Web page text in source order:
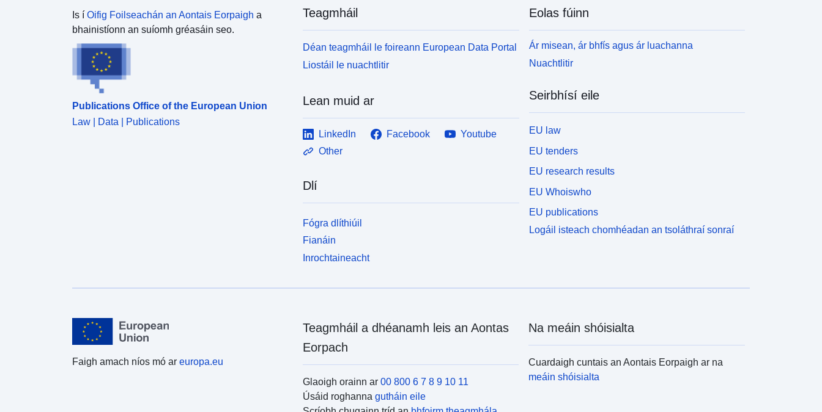
Is í Oifig Foilseachán an Aontais Eorpaigh a
bhainistíonn an suíomh gréasáin seo.
Publications Office of the European Union
Law | Data | Publications
Teagmháil
Déan teagmháil le foireann European Data Portal
Liostáil le nuachtlitir
Lean muid ar
LinkedIn Facebook
Youtube
Other
Dlí
Fógra dlíthiúil
Fianáin
Inrochtaineacht
Eolas fúinn
Ár misean, ár bhfís agus ár luachanna
Nuachtlitir
Seirbhísí eile
EU law
EU tenders
EU research results
EU Whoiswho
EU publications
Logáil isteach chomhéadan an tsoláthraí sonraí
Faigh amach níos mó ar europa.eu
Teagmháil a dhéanamh leis an Aontas
Eorpach
Glaoigh orainn ar 00 800 6 7 8 9 10 11
Úsáid roghanna gutháin eile
Na meáin shóisialta
Cuardaigh cuntais an Aontais Eorpaigh ar na
meáin shóisialta